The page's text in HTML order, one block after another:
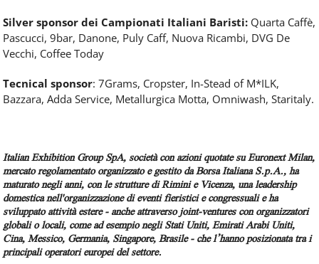
Silver sponsor dei Campionati Italiani Baristi: Quarta Caffè,
Pascucci, 9bar, Danone, Puly Caff, Nuova Ricambi, DVG De
Vecchi, Coffee Today
Tecnical sponsor: 7Grams, Cropster, In-Stead of M*ILK,
Bazzara, Adda Service, Metallurgica Motta, Omniwash, Staritaly.
Italian Exhibition Group SpA, società con azioni quotate su Euronext Milan,
mercato regolamentato organizzato e gestito da Borsa Italiana S.p.A., ha
maturato negli anni, con le strutture di Rimini e Vicenza, una leadership
domestica nell'organizzazione di eventi fieristici e congressuali e ha
sviluppato attività estere - anche attraverso joint-ventures con organizzatori
globali o locali, come ad esempio negli Stati Uniti, Emirati Arabi Uniti,
Cina, Messico, Germania, Singapore, Brasile - che l’hanno posizionata tra i
principali operatori europei del settore.